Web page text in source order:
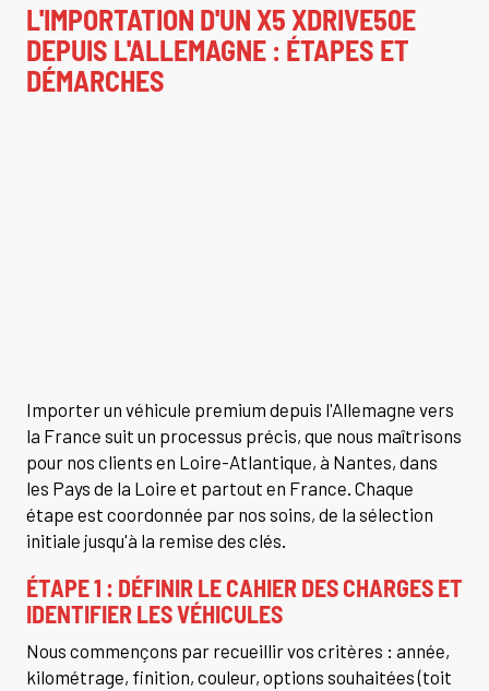
L'IMPORTATION D'UN X5 XDRIVE50E
DEPUIS L'ALLEMAGNE : ÉTAPES ET
DÉMARCHES
Importer un véhicule premium depuis l'Allemagne vers
la France suit un processus précis, que nous maîtrisons
pour nos clients en Loire-Atlantique, à Nantes, dans
les Pays de la Loire et partout en France. Chaque
étape est coordonnée par nos soins, de la sélection
initiale jusqu'à la remise des clés.
ÉTAPE 1 : DÉFINIR LE CAHIER DES CHARGES ET
IDENTIFIER LES VÉHICULES
Nous commençons par recueillir vos critères : année,
kilométrage, finition, couleur, options souhaitées (toit